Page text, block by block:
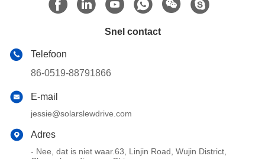
Snel contact
Telefoon
86-0519-88791866
E-mail
jessie@solarslewdrive.com
Adres
- Nee, dat is niet waar.63, Linjin Road, Wujin District,